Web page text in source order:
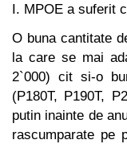
I. MPOE a suferit
O buna cantitate
la care se mai
2`000) cit si-o
(P180T, P190T,
putin inainte de
rascumparate pe